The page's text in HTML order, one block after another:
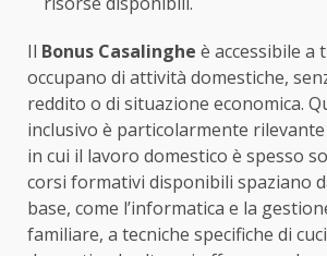
Il Bonus Casalinghe è accessibile a
occupano di attività domestiche,
reddito o di situazione economica.
inclusivo è particolarmente
in cui il lavoro domestico è spesso
corsi formativi disponibili spaziano
base, come l’informatica e la
familiare, a tecniche specifiche di